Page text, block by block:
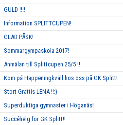
GULD !!!!
Information SPLITTCUPEN!
GLAD PÅSK!
Sommargympaskola 2017!
Anmälan till Splittcupen 25/5 !!
Kom på Happeningkväll hos oss på GK Splitt!
Stort Grattis LENA !!:)
Superduktiga gymnaster i Höganäs!
Succéhelg för GK Splitt!!